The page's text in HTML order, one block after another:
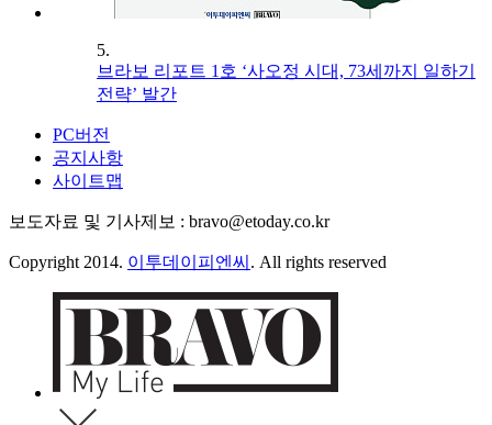
5.
브라보 리포트 1호 ‘사오정 시대, 73세까지 일하기
전략’ 발간
PC버전
공지사항
사이트맵
보도자료 및 기사제보 : bravo@etoday.co.kr
Copyright 2014. 이투데이피엔씨 . All rights reserved